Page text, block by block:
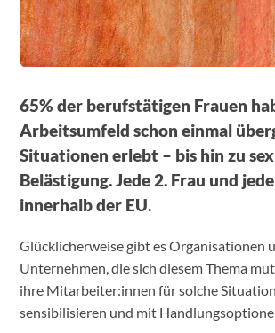
65% der berufstätigen Frauen
Arbeitsumfeld schon einmal
Situationen erlebt – bis hin zu
Belästigung. Jede 2. Frau und
innerhalb der EU.
Glücklicherweise gibt es Organisationen
Unternehmen, die sich diesem Thema
ihre Mitarbeiter:innen für solche
sensibilisieren und mit